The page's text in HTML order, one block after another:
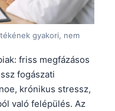
gyakori, nem
friss megfázásos
fogászati
krónikus stressz,
való felépülés. Az